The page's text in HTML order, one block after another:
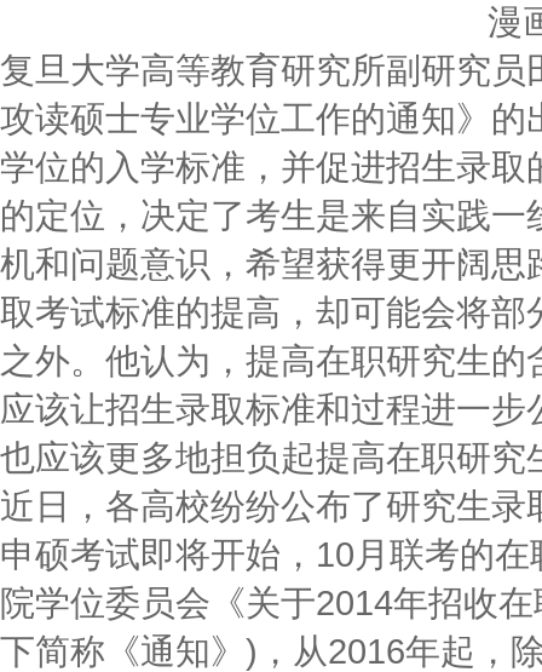
漫
复旦大学高等教育研究所副研究
攻读硕士专业学位工作的通知》
学位的入学标准，并促进招生录
的定位，决定了考生是来自实践
机和问题意识，希望获得更开阔
取考试标准的提高，却可能会将
之外。他认为，提高在职研究生
应该让招生录取标准和过程进一
也应该更多地担负起提高在职研究
近日，各高校纷纷公布了研究生
申硕考试即将开始，10月联考的
院学位委员会《关于2014年招收
下简称《通知》)，从2016年起，